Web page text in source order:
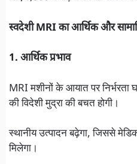
स्वदेशी MRI का आर्थिक और
1. आर्थिक प्रभाव
MRI मशीनों के आयात पर
की विदेशी मुद्रा की बचत होगी।
स्थानीय उत्पादन बढ़ेगा, जिससे
मिलेगा।